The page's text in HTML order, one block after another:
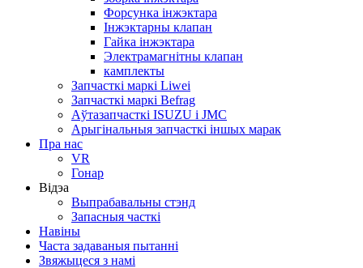
Форсунка інжэктара
Інжэктарны клапан
Гайка інжэктара
Электрамагнітны клапан
камплекты
Запчасткі маркі Liwei
Запчасткі маркі Befrag
Аўтазапчасткі ISUZU і JMC
Арыгінальныя запчасткі іншых марак
Пра нас
VR
Гонар
Відэа
Выпрабавальны стэнд
Запасныя часткі
Навіны
Часта задаваныя пытанні
Звяжыцеся з намі